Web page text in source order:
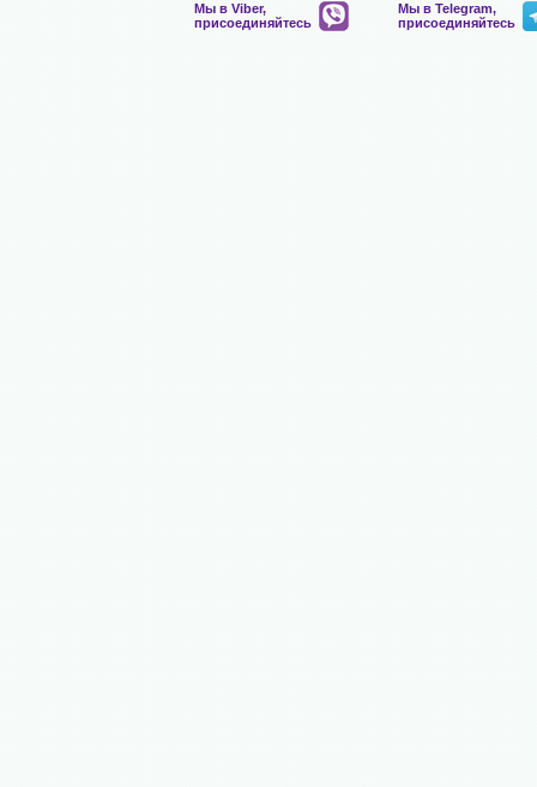
Мы в Viber,
присоединяйтесь
Мы в Telegram,
присоединяйтесь